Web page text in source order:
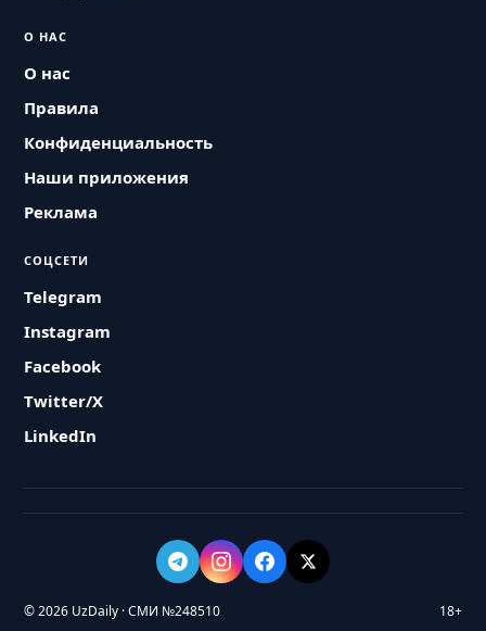
О НАС
О нас
Правила
Конфиденциальность
Наши приложения
Реклама
СОЦСЕТИ
Telegram
Instagram
Facebook
Twitter/X
LinkedIn
© 2026 UzDaily · СМИ №248510 18+